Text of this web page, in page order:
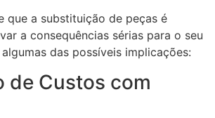
que a substituição de peças é
a consequências sérias para o seu
das possíveis implicações:
de Custos com